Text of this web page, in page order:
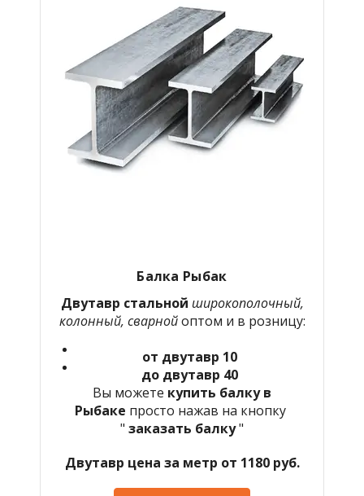
Балка Рыбак
Двутавр стальной широкополочный,
колонный, сварнойоптом и в розницу:
от двутавр 10
до двутавр 40
Вы можете купить балку в
Рыбаке просто нажав на кнопку
" заказать балку"
Двутавр цена за метр от 1180 руб.